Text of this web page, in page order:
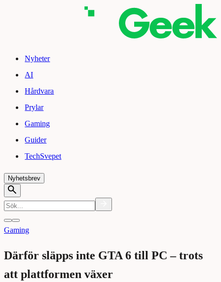
Nyheter
AI
Hårdvara
Prylar
Gaming
Guider
TechSvepet
Nyhetsbrev
Gaming
Därför släpps inte GTA 6 till PC – trots
att plattformen växer